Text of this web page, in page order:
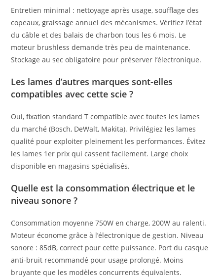
Entretien minimal : nettoyage après usage, soufflage des
copeaux, graissage annuel des mécanismes. Vérifiez l’état
du câble et des balais de charbon tous les 6 mois. Le
moteur brushless demande très peu de maintenance.
Stockage au sec obligatoire pour préserver l’électronique.
Les lames d’autres marques sont-elles
compatibles avec cette scie ?
Oui, fixation standard T compatible avec toutes les lames
du marché (Bosch, DeWalt, Makita). Privilégiez les lames
qualité pour exploiter pleinement les performances. Évitez
les lames 1er prix qui cassent facilement. Large choix
disponible en magasins spécialisés.
Quelle est la consommation électrique et le
niveau sonore ?
Consommation moyenne 750W en charge, 200W au ralenti.
Moteur économe grâce à l’électronique de gestion. Niveau
sonore : 85dB, correct pour cette puissance. Port du casque
anti-bruit recommandé pour usage prolongé. Moins
bruyante que les modèles concurrents équivalents.